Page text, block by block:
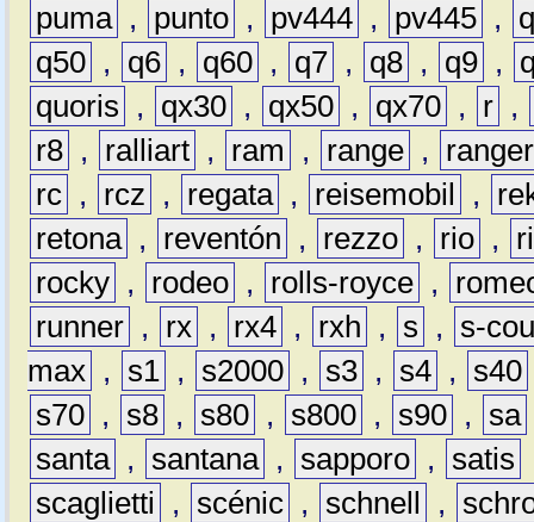
puma , punto , pv444 , pv445 ,
q50 , q6 , q60 , q7 , q8 , q9 ,
quoris
, qx30 , qx50 , qx70 , r ,
r8 , ralliart , ram , range ,
ranger
rc , rcz , regata , reisemobil ,
retona , reventón , rezzo , rio ,
rocky , rodeo , rolls-royce ,
runner , rx , rx4 , rxh , s ,
s-
max , s1 , s2000 , s3 , s4 , s40
s70 , s8 , s80 , s800 , s90 , sa
santa , santana , sapporo , satis
scaglietti
, scénic , schnell ,